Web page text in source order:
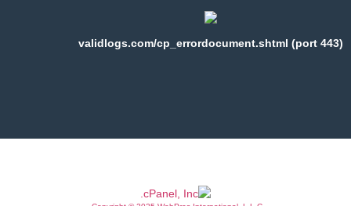
validlogs.com/cp_errordocument.shtml (port 443)